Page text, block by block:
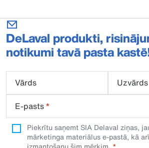
DeLaval produkti,
notikumi tavā pasta
Vārds
Uzvārds
E-pasts*
Piekrītu saņemt SIA Delaval ziņas,
mārketinga materiālus e-pastā, kā